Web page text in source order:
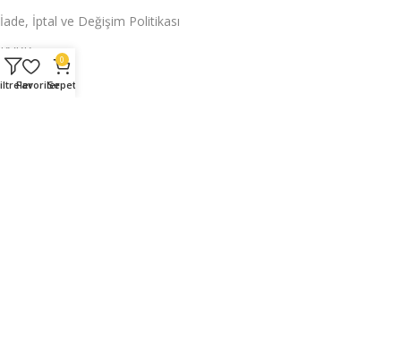
İade, İptal ve Değişim Politikası
KVKK
Hesabım
Favoriler
0
Sepet